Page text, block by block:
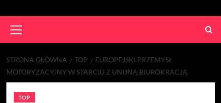
Menu
STRONA GŁÓWNA TOP
EUROPEJSKI PRZEMYSŁ
MOTORYZACYJNY W STARCIU Z UNIJNĄ BIUROKRACJĄ
TOP